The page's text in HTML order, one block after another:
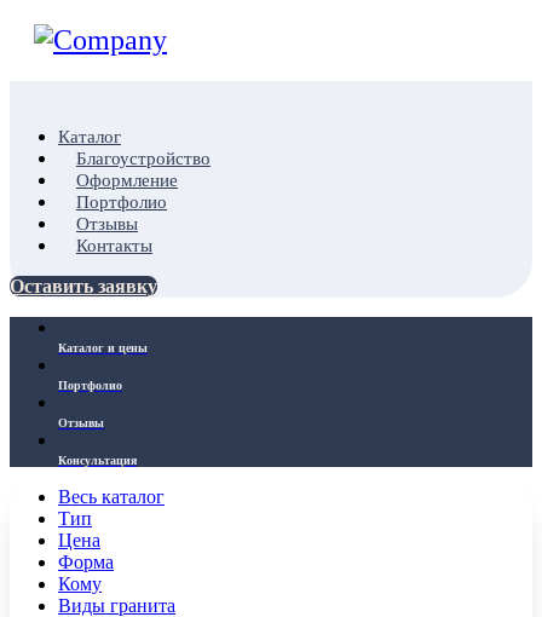
Каталог
Благоустройство
Оформление
Портфолио
Отзывы
Контакты
Оставить заявку
Каталог и цены
Портфолио
Отзывы
Консультация
Весь каталог
Тип
Цена
Форма
Кому
Виды гранита